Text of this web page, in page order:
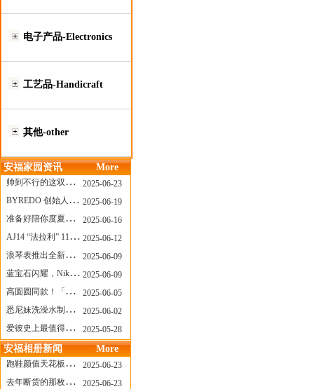
电子产品-Electronics
工艺品-Handicraft
其他-other
安福家园资讯 More
帅到不行的这双跑鞋，其实藏着Nike第一位签约跑者的故事
2025-06-23
BYREDO 创始人离任，也带走了那份灵魂感
2025-06-19
准备好陪你度夏，nanamica x Suicoke 新联名来了
2025-06-16
AJ14 “法拉利” 11年后回归，红色超跑气场全开
2025-06-12
浪琴表推出全新先行者系列祖鲁时间1925腕表
2025-06-09
蓝宝石闪耀，Nike Air Max DN8 华丽变身
2025-06-09
高圆圆同款！「赤足New Balance」新联名曝光，铺货了
2025-06-05
悉尼妹洗澡水制成肥皂开启售卖！男粉：这肥皂能吃吗？
2025-06-02
爱彼史上最值得看的大展！揭秘150年传奇制表背后
2025-05-28
安福相册新闻 More
跑鞋颜值天花板？日常也能帅一脸
2025-06-23
去年断货的那枚表， CASIO指环表又要发售了
2025-06-23